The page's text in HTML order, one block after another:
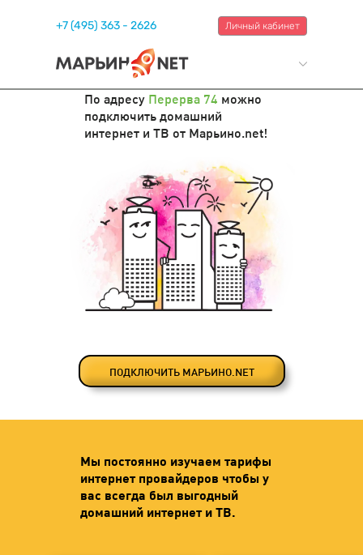
+7 (495) 363 - 2626 Личный кабинет
По адресу Перерва 74 можно
подключить домашний
интернет и ТВ от Марьино.net!
ПОДКЛЮЧИТЬ МАРЬИНО.NET
Мы постоянно изучаем тарифы
интернет провайдеров чтобы у
вас всегда был выгодный
домашний интернет и ТВ.